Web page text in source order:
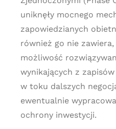
uniknęły mocnego
zapowiedzianych
również go nie
możliwość
wynikających z
w toku dalszych
ewentualnie
ochrony inwestycji.